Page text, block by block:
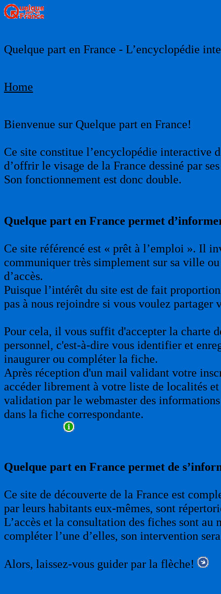
Quelque part en France - L’encyclopédie
Home
Bienvenue sur Quelque part en France!
Ce site constitue l’encyclopédie interactive
d’offrir le visage de la France dessiné par
Son fonctionnement est donc double.
Quelque part en France permet
Ce site référencé est « prêt à l’emploi ». Il
communiquer très simplement sur sa ville
d’accès.
Puisque l’intérêt du site est de fait
pas à nous rejoindre si vous voulez
Pour cela, il vous suffit d'accepter la charte
personnel, c'est-à-dire vous identifier et
inaugurer ou compléter la fiche.
Après réception d'un mail validant votre
accéder librement à votre liste de localités
validation par le webmaster des
dans la fiche correspondante.
Quelque part en France permet de
Ce site de découverte de la France est
par leurs habitants eux-mêmes, sont
L’accès et la consultation des fiches sont
compléter l’une d’elles, son intervention
Alors, laissez-vous guider par la flèche!